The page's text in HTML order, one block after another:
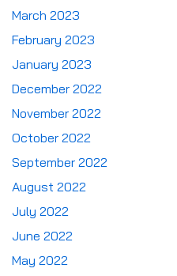
March 2023
February 2023
January 2023
December 2022
November 2022
October 2022
September 2022
August 2022
July 2022
June 2022
May 2022